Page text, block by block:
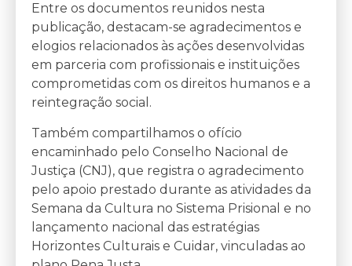
Entre os documentos reunidos nesta
publicação, destacam-se agradecimentos e
elogios relacionados às ações desenvolvidas
em parceria com profissionais e instituições
comprometidas com os direitos humanos e a
reintegração social.
Também compartilhamos o ofício
encaminhado pelo Conselho Nacional de
Justiça (CNJ), que registra o agradecimento
pelo apoio prestado durante as atividades da
Semana da Cultura no Sistema Prisional e no
lançamento nacional das estratégias
Horizontes Culturais e Cuidar, vinculadas ao